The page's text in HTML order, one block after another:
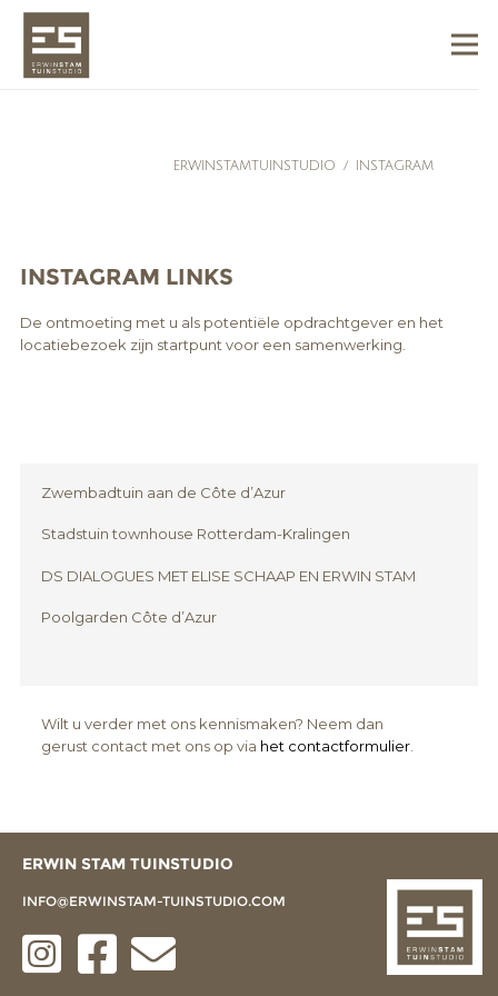
ERWINSTAMTUINSTUDIO / INSTAGRAM
INSTAGRAM LINKS
De ontmoeting met u als potentiële opdrachtgever en het
locatiebezoek zijn startpunt voor een samenwerking.
Zwembadtuin aan de Côte d’Azur
Stadstuin townhouse Rotterdam-Kralingen
DS DIALOGUES MET ELISE SCHAAP EN ERWIN STAM
Poolgarden Côte d’Azur
Wilt u verder met ons kennismaken? Neem dan
gerust contact met ons op via het contactformulier
ERWIN STAM TUINSTUDIO
INFO@ERWINSTAM-TUINSTUDIO.COM